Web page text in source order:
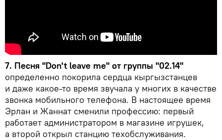
7. Песня "Don't leave me" от группы "02.14"
определенно покорила сердца кыргызстанцев
и даже какое-то время звучала у многих в качестве
звонка мобильного телефона. В настоящее время
Эрлан и Жаннат сменили профессию: первый
работает администратором в магазине игрушек,
а второй открыл станцию техобслуживания.